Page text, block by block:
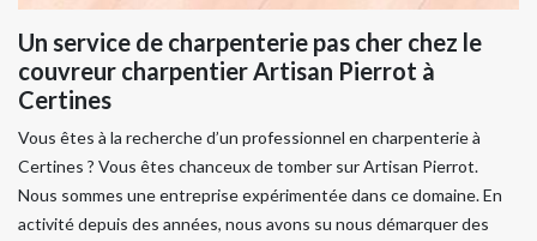
Un service de charpenterie pas cher chez le
couvreur charpentier Artisan Pierrot à
Certines
Vous êtes à la recherche d’un professionnel en charpenterie à
Certines ? Vous êtes chanceux de tomber sur Artisan Pierrot.
Nous sommes une entreprise expérimentée dans ce domaine. En
activité depuis des années, nous avons su nous démarquer des